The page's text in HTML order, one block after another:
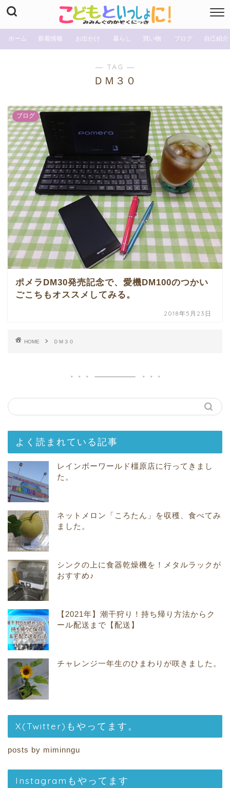
ホーム 新着情報 お出かけ 暮らし 買い物 ブログ 自己紹介
― TAG ―
ＤＭ３０
ブログ
ポメラDM30発売記念で、愛機DM100のつかい
ごこちもオススメしてみる。
2018年5月23日
HOME ＤＭ３０
よく読まれている記事
レインボーワールド橿原店に行ってきまし
た。
ネットメロン「ころたん」を収穫、食べてみ
ました。
シンクの上に食器乾燥機を！メタルラックが
おすすめ♪
【2021年】潮干狩り！持ち帰り方法からク
ール配送まで【配送】
チャレンジ一年生のひまわりが咲きました。
X(Twitter)もやってます。
posts by miminngu
Instagramもやってます